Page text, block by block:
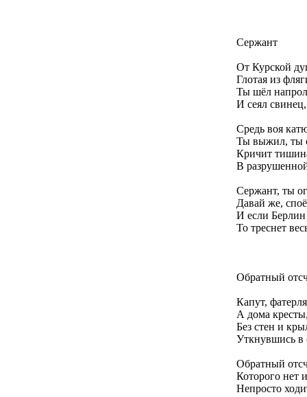
Сержант
От Курской
Глотая из
Ты шёл
И сеял
Средь воя
Ты выжил, ты
Кричит
В
Сержант, ты
Давай же,
И если Берлин
То треснет
Обратный
Капут,
А дома
Без стен и
Уткнувшись в
Обратный
Которого нет
Непросто